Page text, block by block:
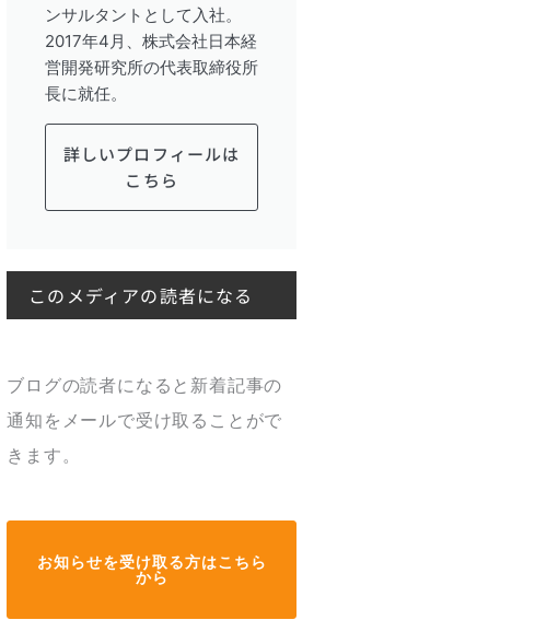
ンサルタントとして入社。
2017年4月、株式会社日本経
営開発研究所の代表取締役所
長に就任。
詳しいプロフィールは
こちら
このメディアの読者になる
ブログの読者になると新着記事の
通知をメールで受け取ることがで
きます。
お知らせを受け取る方はこちら
から